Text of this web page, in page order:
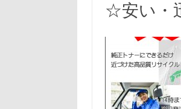
☆安い・